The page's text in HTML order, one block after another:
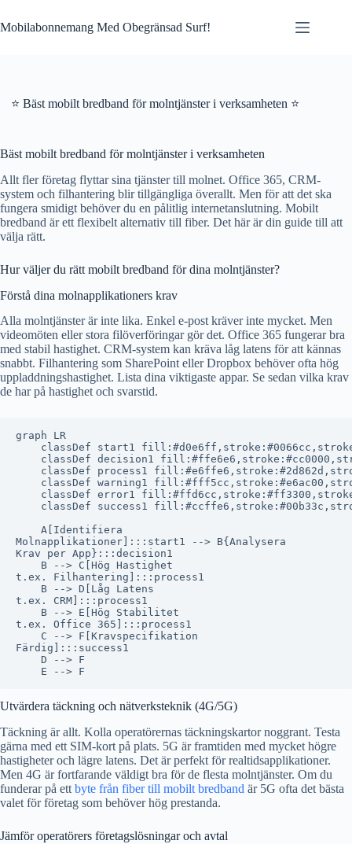
to
content
Mobilabonnemang Med Obegränsad Surf!
⭐ Bäst mobilt bredband för molntjänster i verksamheten ⭐
Bäst mobilt bredband för molntjänster i verksamheten
Allt fler företag flyttar sina tjänster till molnet. Office 365, CRM-
system och filhantering blir tillgängliga överallt. Men för att det ska
fungera smidigt behöver du en pålitlig internetanslutning. Mobilt
bredband är ett flexibelt alternativ till fiber. Det här är din guide till att
välja rätt.
Hur väljer du rätt mobilt bredband för dina molntjänster?
Förstå dina molnapplikationers krav
Alla molntjänster är inte lika. Enkel e-post kräver inte mycket. Men
videomöten eller stora filöverföringar gör det. Office 365 fungerar bra
med stabil hastighet. CRM-system kan kräva låg latens för att kännas
snabbt. Filhantering som SharePoint eller Dropbox behöver ofta hög
uppladdningshastighet. Lista dina viktigaste appar. Se sedan vilka krav
de har på hastighet och svarstid.
graph LR
classDef start1
classDef decision1
classDef process1
classDef warning1
classDef error1
classDef success1
    A[Identifiera
Molnapplikationer]:::start1 --> B{Analysera
Krav per App}:::decision1
    B --> C[Hög Hastighet
t.ex. Filhantering]:::process1
    B --> D[Låg Latens
t.ex. CRM]:::process1
    B --> E[Hög Stabilitet
t.ex. Office 365]:::process1
    C --> F[Kravspecifikation
Färdig]:::success1
    D --> F
Utvärdera täckning och nätverksteknik (4G/5G)
Täckning är allt. Kolla operatörernas täckningskartor noggrant. Testa
gärna med ett SIM-kort på plats. 5G är framtiden med mycket högre
hastigheter och lägre latens. Det är perfekt för realtidsapplikationer.
Men 4G är fortfarande väldigt bra för de flesta molntjänster. Om du
funderar på ett byte från fiber till mobilt bredband är 5G ofta det bästa
valet för företag som behöver hög prestanda.
Jämför operatörers företagslösningar och avtal